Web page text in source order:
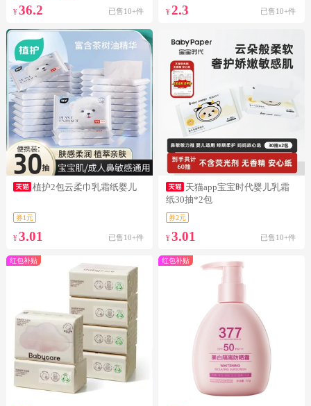
¥ 36.2 已售10+件 ¥2.3 已售10+件
植护2包云柔巾乳霜纸婴儿
券1元
¥ 3.01 已售10+件
天猫app宝宝时代婴儿乳霜
纸30抽*2包
券2元
¥3.01 已售10+件
红包补贴 红包补贴